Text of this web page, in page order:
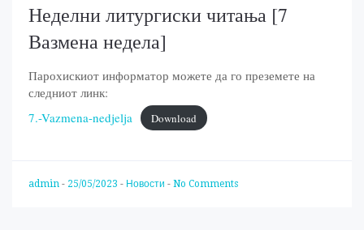
Неделни литургиски читања [7
Вазмена недела]
Парохискиот информатор можете да го преземете на
следниот линк:
7.-Vazmena-nedjelja
Download
admin - 25/05/2023 - Новости - No Comments